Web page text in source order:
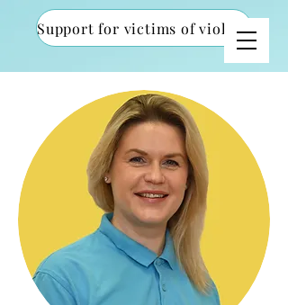
Support for victims of violence